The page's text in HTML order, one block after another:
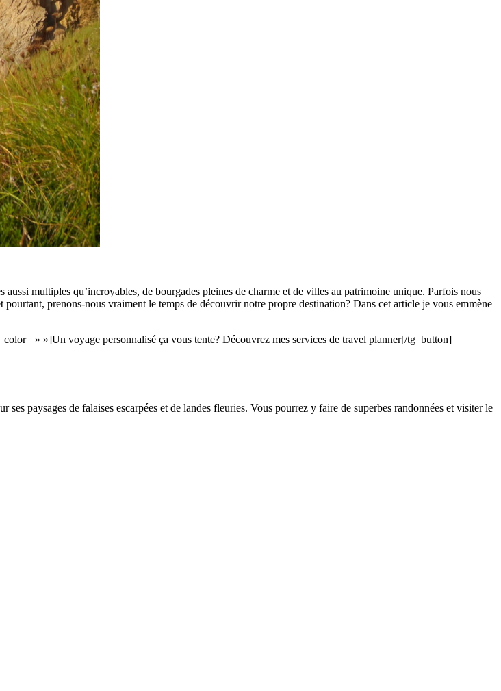
multiples qu’incroyables, de bourgades pleines de charme et de villes au patrimoine unique. Parfois nous
prenons-nous vraiment le temps de découvrir notre propre destination? Dans cet article je vous emmène
» »]Un voyage personnalisé ça vous tente? Découvrez mes services de travel planner[/tg_button]
paysages de falaises escarpées et de landes fleuries. Vous pourrez y faire de superbes randonnées et visiter le